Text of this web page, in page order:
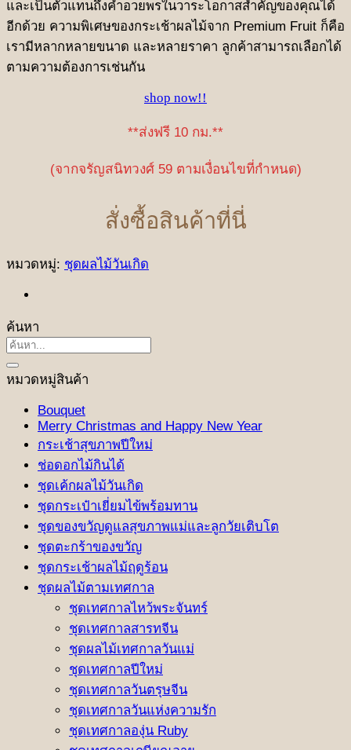
และเป็นตัวแทนถึงคำอวยพรในวาระโอกาสสำคัญของคุณได้
อีกด้วย ความพิเศษของกระเช้าผลไม้จาก Premium Fruit ก็คือ
เรามีหลากหลายขนาด และหลายราคา ลูกค้าสามารถเลือกได้
ตามความต้องการเช่นกัน
shop now!!
**ส่งฟรี 10 กม.**
(จากจรัญสนิทวงศ์ 59 ตามเงื่อนไขที่กำหนด)
สั่งซื้อสินค้าที่นี่
หมวดหมู่: ชุดผลไม้วันเกิด
ค้นหา
ค้นหา:
หมวดหมู่สินค้า
Bouquet
Merry Christmas and Happy New Year
กระเช้าสุขภาพปีใหม่
ช่อดอกไม้กินได้
ชุดเค้กผลไม้วันเกิด
ชุดกระเป๋าเยี่ยมไข้พร้อมทาน
ชุดของขวัญดูแลสุขภาพแม่และลูกวัยเติบโต
ชุดตะกร้าของขวัญ
ชุดกระเช้าผลไม้ฤดูร้อน
ชุดผลไม้ตามเทศกาล
ชุดเทศกาลไหว้พระจันทร์
ชุดเทศกาลสารทจีน
ชุดผลไม้เทศกาลวันแม่
ชุดเทศกาลปีใหม่
ชุดเทศกาลวันตรุษจีน
ชุดเทศกาลวันแห่งความรัก
ชุดเทศกาลองุ่น Ruby